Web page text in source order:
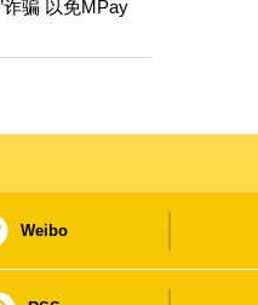
诈骗 以免MPay
Weibo